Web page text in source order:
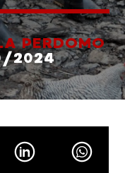
PERDOMO
2024